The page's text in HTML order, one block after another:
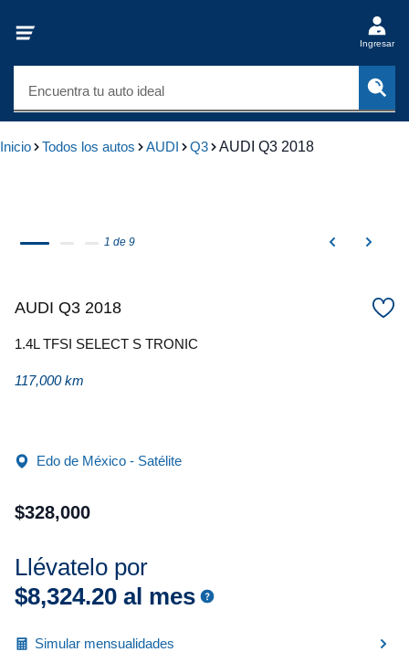
Ingresar
Encuentra tu auto ideal
Inicio Todos los autos AUDI Q3 AUDI Q3 2018
1 de 9
AUDI Q3 2018
1.4L TFSI SELECT S TRONIC
117,000 km
Edo de México - Satélite
$328,000
Llévatelo por
$8,324.20 al mes
Simular mensualidades